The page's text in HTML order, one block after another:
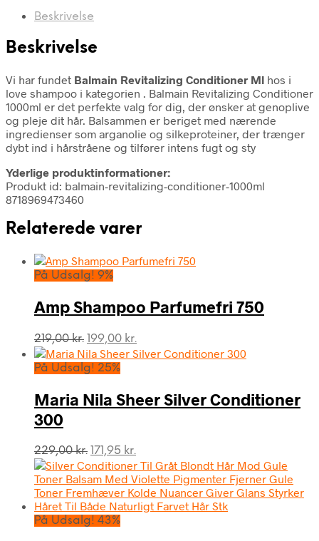
Beskrivelse
Beskrivelse
Vi har fundet Balmain Revitalizing Conditioner Ml hos i
love shampoo i kategorien . Balmain Revitalizing Conditioner
1000ml er det perfekte valg for dig, der ønsker at genoplive
og pleje dit hår. Balsammen er beriget med nærende
ingredienser som arganolie og silkeproteiner, der trænger
dybt ind i hårstråene og tilfører intens fugt og sty
Yderlige produktinformationer:
Produkt id: balmain-revitalizing-conditioner-1000ml
8718969473460
Relaterede varer
På Udsalg! 9%
Amp Shampoo Parfumefri 750
219,00kr. Den
oprindelige
pris
219,00 kr..
199,00 kr.
aktuelle
199,00 kr..
På Udsalg! 25%
Maria Nila Sheer Silver Conditioner
300
229,00kr. Den
oprindelige
pris
var:
229,00 kr..
171,95 kr.
aktuelle
pris
er:
171,95 kr..
På Udsalg! 43%